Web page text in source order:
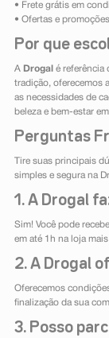
• Frete grátis em
• Ofertas e
Por que
A Drogal é referência
tradição, oferecemos
as necessidades de
beleza e bem-estar
Perguntas
Tire suas principais
simples e segura na
1. A Drogal
Sim! Você pode
em até 1h na loja
2. A Drogal
Oferecemos
finalização da sua
3. Posso